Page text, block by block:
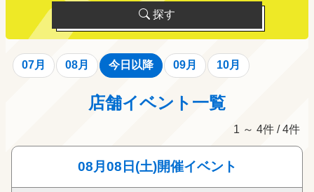
探す
07月 08月 今日以降 09月 10月
店舗イベント一覧
1 ～ 4件 / 4件
08月08日(土)開催イベント